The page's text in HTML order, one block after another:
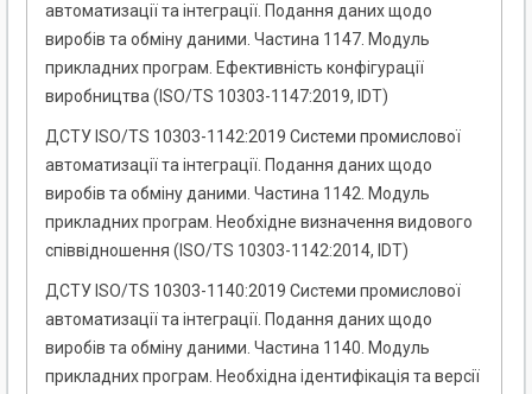
автоматизації та інтеграції. Подання даних щодо
виробів та обміну даними. Частина 1147. Модуль
прикладних програм. Ефективність конфігурації
виробництва (ISO/TS 10303-1147:2019, IDT)
ДСТУ ISO/TS 10303-1142:2019 Системи промислової
автоматизації та інтеграції. Подання даних щодо
виробів та обміну даними. Частина 1142. Модуль
прикладних програм. Необхідне визначення видового
співвідношення (ISO/TS 10303-1142:2014, IDT)
ДСТУ ISO/TS 10303-1140:2019 Системи промислової
автоматизації та інтеграції. Подання даних щодо
виробів та обміну даними. Частина 1140. Модуль
прикладних програм. Необхідна ідентифікація та версії